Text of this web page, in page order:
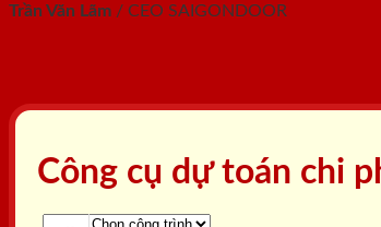
Trần Văn Lãm / CEO SAIGONDOOR
Công cụ dự toán chi